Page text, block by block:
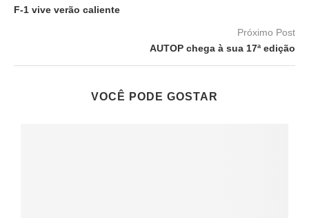
F-1 vive verão caliente
Próximo Post
AUTOP chega à sua 17ª edição
VOCÊ PODE GOSTAR